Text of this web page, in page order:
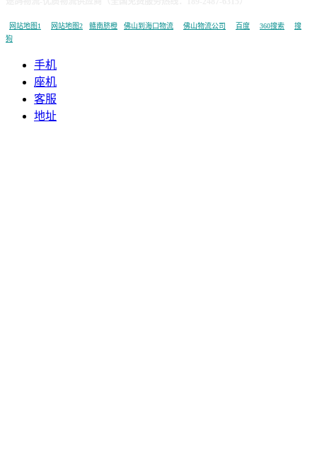
网站地图1 网站地图2 赣南脐橙 佛山到海口物流 佛山物流公司 百度 360搜索
搜
狗
手机
座机
客服
地址